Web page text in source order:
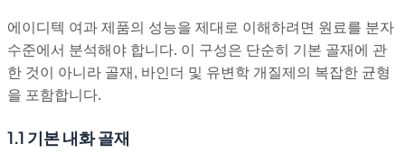
에이디텍 여과 제품의 성능을 제대로 이해하려면 원료를 분자
수준에서 분석해야 합니다. 이 구성은 단순히 기본 골재에 관
한 것이 아니라 골재, 바인더 및 유변학 개질제의 복잡한 균형
을 포함합니다.
1.1 기본 내화 골재